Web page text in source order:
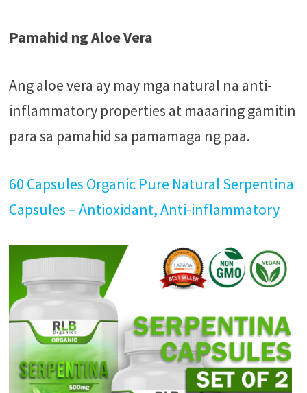
Pamahid ng Aloe Vera
Ang aloe vera ay may mga natural na anti-
inflammatory properties at maaaring gamitin
para sa pamahid sa pamamaga ng paa.
60 Capsules Organic Pure Natural Serpentina
Capsules – Antioxidant, Anti-inflammatory